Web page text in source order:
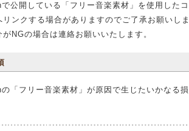
公開している「フリー音楽素材」を使用した
リンクする場合がありますのでご了承お願いしま
がNGの場合は連絡お願いいたします。
「フリー音楽素材」が原因で生じたいかなる